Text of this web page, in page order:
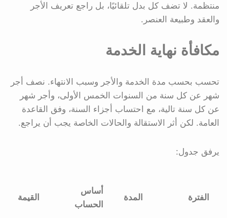
منتظمة. لا تضف كل بدل تلقائيًا، بل راجع تعريف الأجر
والعقد وطبيعة العنصر.
مكافأة نهاية الخدمة
تحسب بحسب مدة الخدمة والأجر وسبب الانتهاء. نصف أجر
شهر عن كل سنة من السنوات الخمس الأولى، وأجر شهر
عن كل سنة تالية، مع احتساب أجزاء السنة، وفق القاعدة
العامة. لكن أثر الاستقالة والحالات الخاصة يجب أن يراجع.
يرفق جدول:
الفترة المدة
أساس
الحساب
القيمة